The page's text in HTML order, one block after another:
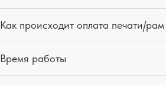
Как происходит оплата печати/рам
Время работы